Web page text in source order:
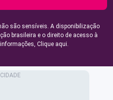
são sensíveis. A disponibilização
brasileira e o direito de acesso à
Clique aqui.